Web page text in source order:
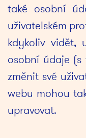
také osobní
uživatelském
kdykoliv vidět,
osobní údaje (s
změnit své
webu mohou
upravovat.